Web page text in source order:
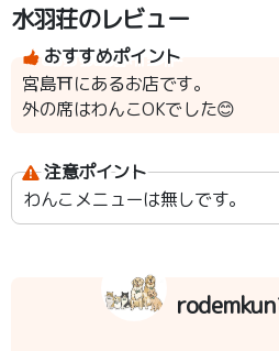
水羽荘のレビュー
おすすめポイント
宮島⛩にあるお店です。
外の席はわんこOKでした😊
注意ポイント
わんこメニューは無しです。